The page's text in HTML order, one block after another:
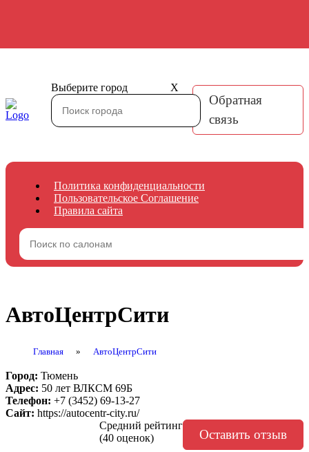
Выберите город X
Обратная
связь
Политика конфиденциальности
Пользовательское Соглашение
Правила сайта
АвтоЦентрСити
Главная » АвтоЦентрСити
Город: Тюмень
Адрес: 50 лет ВЛКСМ 69Б
Телефон: +7 (3452) 69-13-27
Сайт: https://autocentr-city.ru/
Средний рейтинг
(40 оценок)
Оставить отзыв